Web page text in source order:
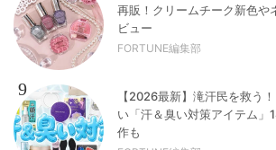
再販！クリームチーク新色や
ビュー
FORTUNE編集部
9
【2026最新】滝汗民を救う
い「汗＆臭い対策アイテム」
作も